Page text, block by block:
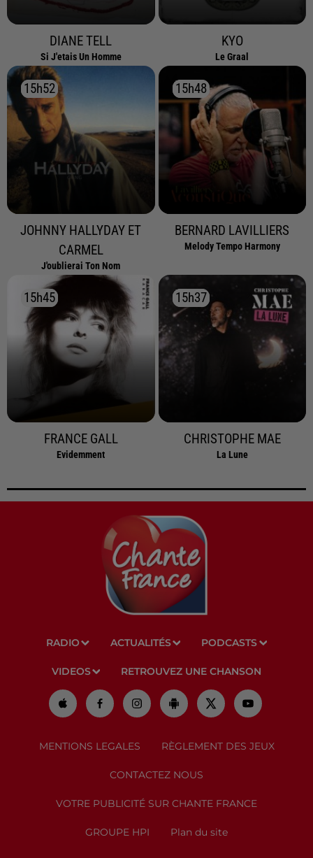
DIANE TELL
Si J'etais Un Homme
KYO
Le Graal
15h52
15h52
JOHNNY HALLYDAY ET
CARMEL
J'oublierai Ton Nom
15h48
15h48
BERNARD LAVILLIERS
Melody Tempo Harmony
15h45
15h45
FRANCE GALL
Evidemment
15h37
15h37
CHRISTOPHE MAE
La Lune
RADIO ACTUALITÉS PODCASTS
VIDEOS RETROUVEZ UNE CHANSON
MENTIONS LEGALES RÈGLEMENT DES JEUX
CONTACTEZ NOUS
VOTRE PUBLICITÉ SUR CHANTE FRANCE
GROUPE HPI Plan du site